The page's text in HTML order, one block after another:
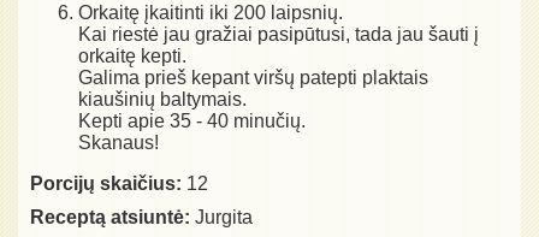
Orkaitę įkaitinti iki 200 laipsnių.
Kai riestė jau gražiai pasipūtusi, tada jau šauti į
orkaitę kepti.
Galima prieš kepant viršų patepti plaktais
kiaušinių baltymais.
Kepti apie 35 - 40 minučių.
Skanaus!
Porcijų skaičius: 12
Receptą atsiuntė: Jurgita